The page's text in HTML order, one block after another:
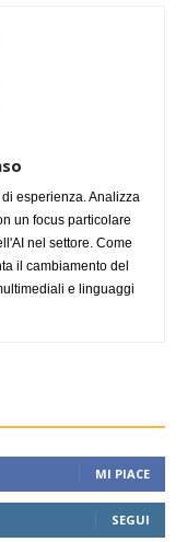
esperienza. Analizza
un focus particolare
nel settore. Come
il cambiamento del
e linguaggi
MI PIACE
SEGUI